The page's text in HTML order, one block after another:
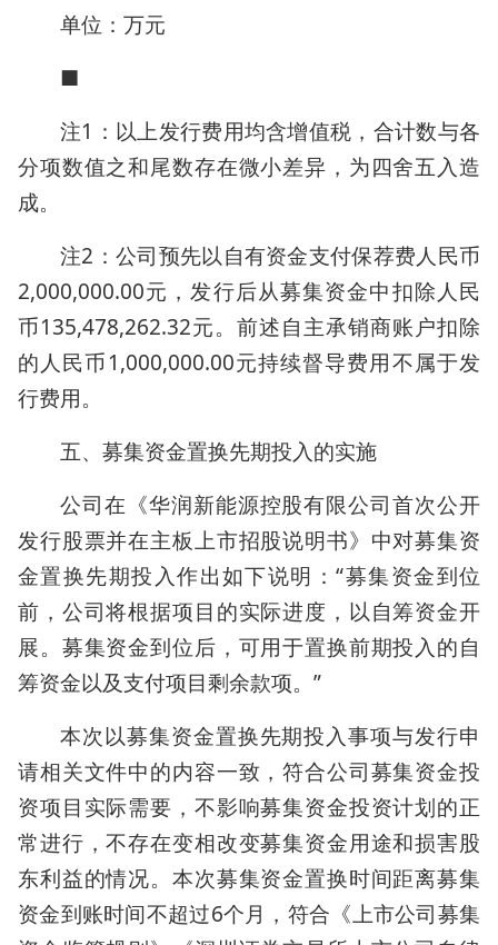
单位：万元
■
注1：以上发行费用均含增值税，合计数与各
分项数值之和尾数存在微小差异，为四舍五入造
成。
注2：公司预先以自有资金支付保荐费人民币
2,000,000.00元，发行后从募集资金中扣除人民
币135,478,262.32元。前述自主承销商账户扣除
的人民币1,000,000.00元持续督导费用不属于发
行费用。
五、募集资金置换先期投入的实施
公司在《华润新能源控股有限公司首次公开
发行股票并在主板上市招股说明书》中对募集资
金置换先期投入作出如下说明：“募集资金到位
前，公司将根据项目的实际进度，以自筹资金开
展。募集资金到位后，可用于置换前期投入的自
筹资金以及支付项目剩余款项。”
本次以募集资金置换先期投入事项与发行申
请相关文件中的内容一致，符合公司募集资金投
资项目实际需要，不影响募集资金投资计划的正
常进行，不存在变相改变募集资金用途和损害股
东利益的情况。本次募集资金置换时间距离募集
资金到账时间不超过6个月，符合《上市公司募集